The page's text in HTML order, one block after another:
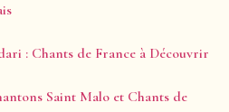
: Chants de France à Découvrir
Saint Malo et Chants de